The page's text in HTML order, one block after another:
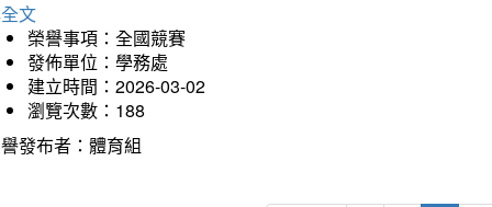
文
榮譽事項：全國競賽
發佈單位：學務處
建立時間：2026-03-02
瀏覽次數：188
發布者：體育組